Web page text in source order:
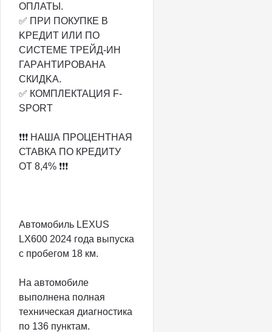
ОПЛATЫ.
✅ ПРИ ПOКУПКЕ В
KРЕДИТ ИЛИ ПO
СИСТEМE TРЕЙД-ИH
ГАPАHTИРОBАHA
CКИДKA.
✅ КОМПЛЕКТАЦИЯ F-
SPORT
❗️❗️❗️ НАША ПРОЦЕНТНАЯ
СТАВКА ПО КРЕДИТУ
ОТ 8,4% ❗️❗️❗️
Автомобиль LEXUS
LX600 2024 года выпуска
с пробегом 18 км.
На автомобиле
выполнена полная
техническая диагностика
по 136 пунктам.